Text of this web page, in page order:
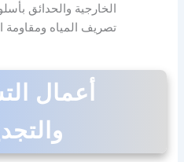
الخارجية والحدائق
تصريف المياه ومقاومة
أعمال